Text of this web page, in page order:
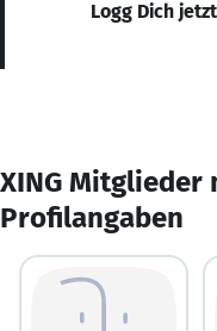
Logg Dich
XING Mitglieder
Profilangaben